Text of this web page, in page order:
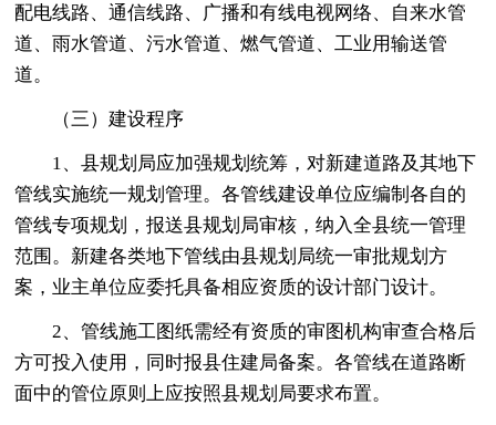
配电线路、通信线路、广播和有线电视网络、自来水管
道、雨水管道、污水管道、燃气管道、工业用输送管
道。
（三）建设程序
1、县规划局应加强规划统筹，对新建道路及其地下
管线实施统一规划管理。各管线建设单位应编制各自的
管线专项规划，报送县规划局审核，纳入全县统一管理
范围。新建各类地下管线由县规划局统一审批规划方
案，业主单位应委托具备相应资质的设计部门设计。
2、管线施工图纸需经有资质的审图机构审查合格后
方可投入使用，同时报县住建局备案。各管线在道路断
面中的管位原则上应按照县规划局要求布置。